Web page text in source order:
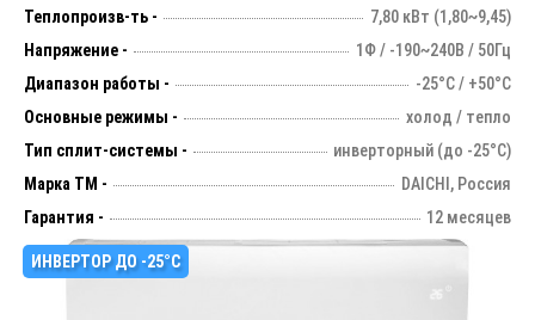
Теплопроизв-ть -
7,80 кВт (1,80~9,45)
Напряжение -
1Ф / -190~240В / 50Гц
Диапазон работы -
-25°С / +50°С
Основные режимы -
холод / тепло
Тип сплит-системы -
инверторный (до -25°С)
Марка ТМ -
DAICHI, Россия
Гарантия -
12 месяцев
ИНВЕРТОР ДО -25°С